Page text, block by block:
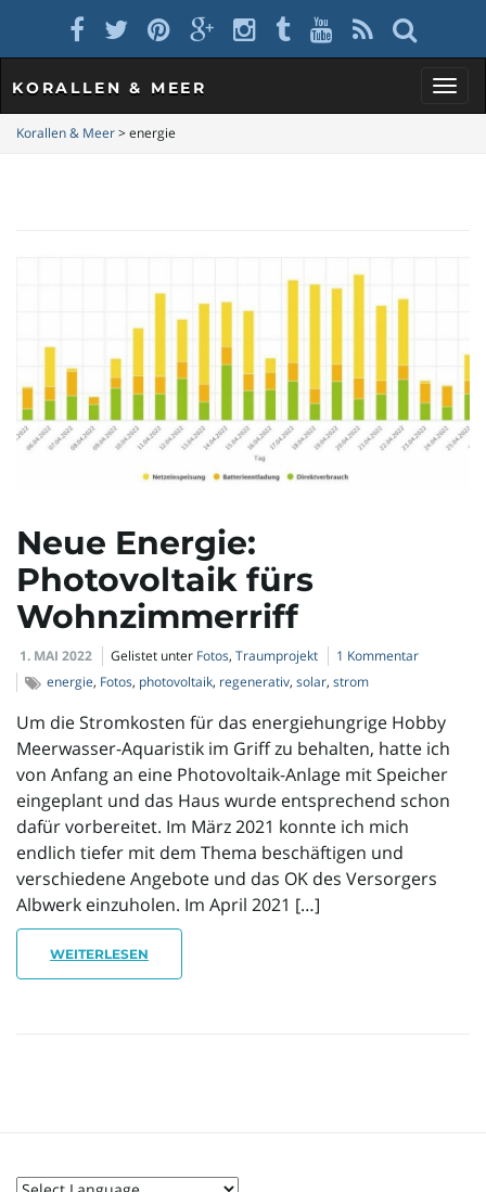
N
g
KORALLEN & MEER
Korallen & Meer>energie
Neue Energie:
Photovoltaik fürs
Wohnzimmerriff
1. MAI 2022 Gelistet unter Fotos, Traumprojekt
1 Kommentar
energie, Fotos, photovoltaik, regenerativ, solar, strom
Um die Stromkosten für das energiehungrige Hobby
Meerwasser-Aquaristik im Griff zu behalten, hatte ich
von Anfang an eine Photovoltaik-Anlage mit Speicher
eingeplant und das Haus wurde entsprechend schon
dafür vorbereitet. Im März 2021 konnte ich mich
endlich tiefer mit dem Thema beschäftigen und
verschiedene Angebote und das OK des Versorgers
Albwerk einzuholen. Im April 2021 […]
WEITERLESEN